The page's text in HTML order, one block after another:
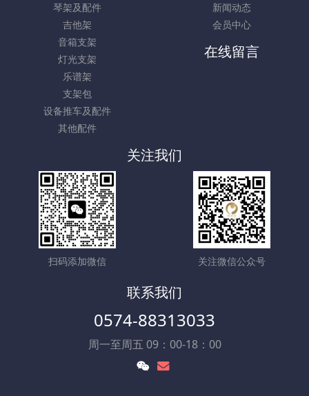
新闻动态
会员中心
琴架及配件
吉他架
音箱支架
灯光支架
乐谱架
支架包
设备推车及配件
其他配件
在线留言
关注我们
扫码添加微信 关注微信公众号
联系我们
0574-88313033
周一至周五 09：00-18：00